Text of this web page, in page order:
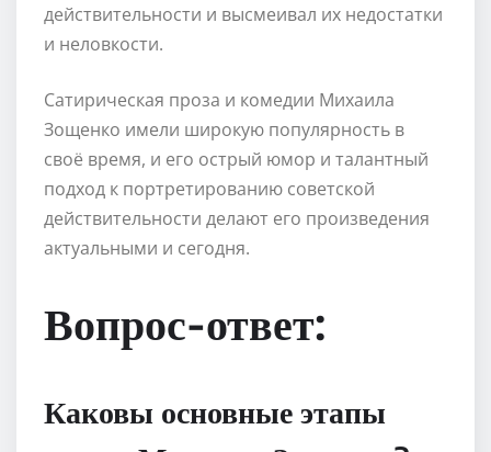
действительности и высмеивал их недостатки
и неловкости.
Сатирическая проза и комедии Михаила
Зощенко имели широкую популярность в
своё время, и его острый юмор и талантный
подход к портретированию советской
действительности делают его произведения
актуальными и сегодня.
Вопрос-ответ:
Каковы основные этапы